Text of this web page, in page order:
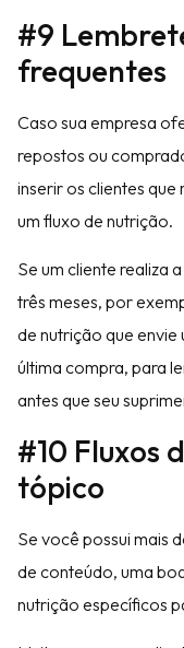
#9
frequentes
Caso sua empresa
repostos ou
inserir os clientes
um fluxo de nutrição.
Se um cliente realiza
três meses, por
de nutrição que envie
última compra, para
antes que seu
#10 Fluxos
tópico
Se você possui mais
de conteúdo, uma
nutrição específicos